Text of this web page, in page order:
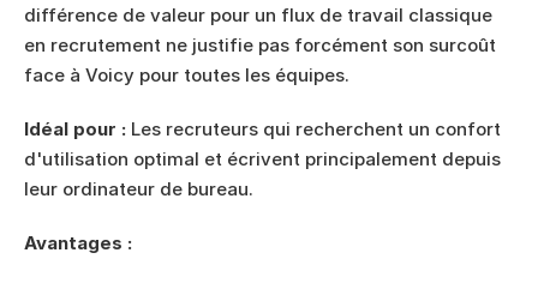
différence de valeur pour un flux de travail classique
en recrutement ne justifie pas forcément son surcoût
face à Voicy pour toutes les équipes.
Idéal pour : Les recruteurs qui recherchent un confort
d'utilisation optimal et écrivent principalement depuis
leur ordinateur de bureau.
Avantages :